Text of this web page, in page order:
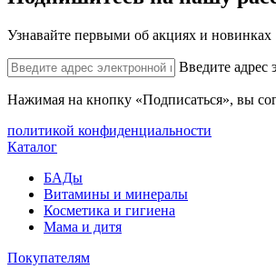
Узнавайте первыми об акциях и новинках
Введите адрес
Нажимая на кнопку «Подписаться», вы
политикой конфиденциальности
Каталог
БАДы
Витамины и минералы
Косметика и гигиена
Мама и дитя
Покупателям